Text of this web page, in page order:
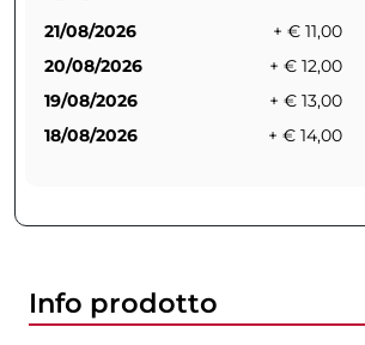
21/08/2026
+ € 11,00
20/08/2026
+ € 12,00
19/08/2026
+ € 13,00
18/08/2026
+ € 14,00
Info prodotto